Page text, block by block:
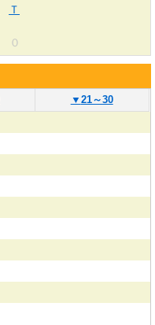
Ｔ
０
▼ 21～30